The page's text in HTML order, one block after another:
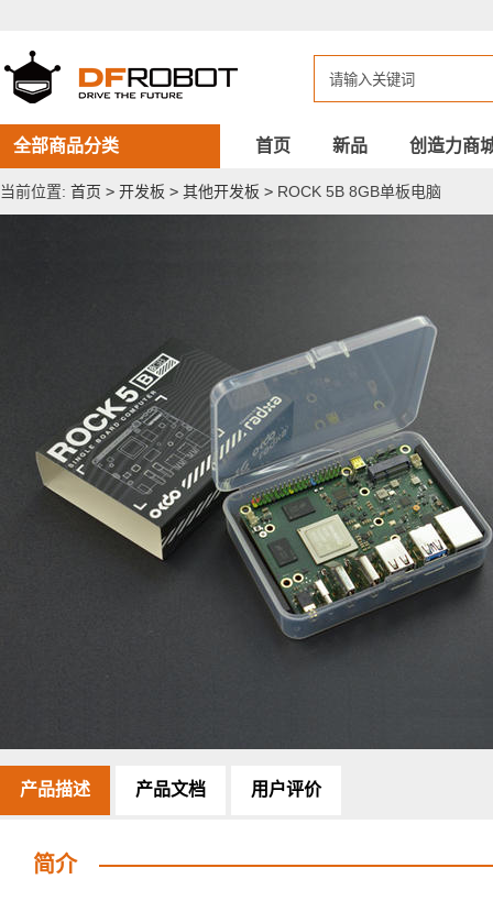
8GB
单
板
电
脑
全部商品分类 首页 新品 创造力商
当前位置: 首页 > 开发板 > 其他开发板 > ROCK 5B 8GB单板电脑
产品描述 产品文档 用户评价
简介